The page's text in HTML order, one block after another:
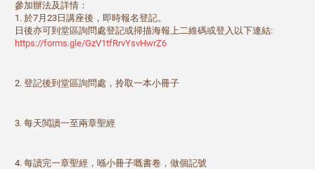
參加辦法及詳情：
1. 於7月23日講座後，即時報名登記。
日後亦可到堂區詢問處登記或掃描海報上二維碼或登入以下連結:
https://forms.gle/GzV1tfRrvYsvHwrZ6
2. 登記後到堂區詢問處，拎取一本小冊子
3. 每天閲讀一至兩章聖經
4. 每讀完一章聖經，喺小冊子嘅書卷，做個記號